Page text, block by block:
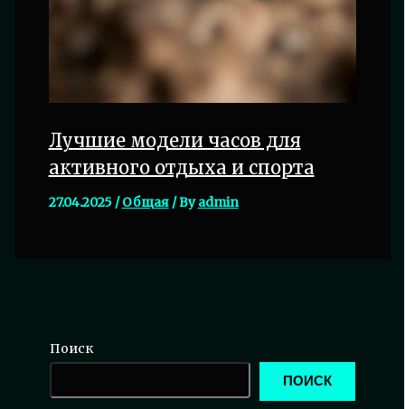
Лучшие модели часов для
активного отдыха и спорта
27.04.2025 /Общая/ Byadmin
Поиск
ПОИСК